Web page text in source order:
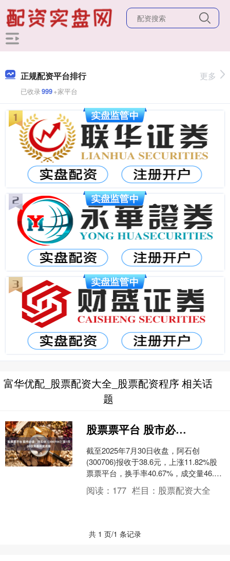
正规配资平台排行
已收录999+家平台
更多
富华优配_股票配资大全_股票配资程序 相关话
题
股票票平台 股市必读：阿石创（300706）登7月30日交易所龙虎榜
截至2025年7月30日收盘，阿石创
(300706)报收于38.6元，上涨11.82%股
票票平台，换手率40.67%，成交量46.19
万手，成交额16.74亿元....
阅读： 177 栏目： 股票配资大全
共 1 页/1 条记录